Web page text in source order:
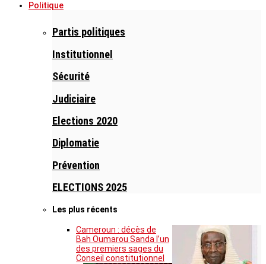
Politique
Partis politiques
Institutionnel
Sécurité
Judiciaire
Elections 2020
Diplomatie
Prévention
ELECTIONS 2025
Les plus récents
Cameroun : décès de
Bah Oumarou Sanda l’un
des premiers sages du
Conseil constitutionnel